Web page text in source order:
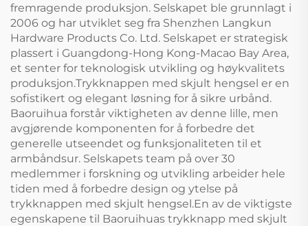
fremragende produksjon. Selskapet ble grunnlagt i
2006 og har utviklet seg fra Shenzhen Langkun
Hardware Products Co. Ltd. Selskapet er strategisk
plassert i Guangdong-Hong Kong-Macao Bay Area,
et senter for teknologisk utvikling og høykvalitets
produksjon.Trykknappen med skjult hengsel er en
sofistikert og elegant løsning for å sikre urbånd.
Baoruihua forstår viktigheten av denne lille, men
avgjørende komponenten for å forbedre det
generelle utseendet og funksjonaliteten til et
armbåndsur. Selskapets team på over 30
medlemmer i forskning og utvikling arbeider hele
tiden med å forbedre design og ytelse på
trykknappen med skjult hengsel.En av de viktigste
egenskapene til Baoruihuas trykknapp med skjult